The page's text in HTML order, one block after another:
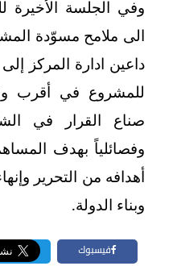
وفي الجلسة الأخيرة
الى ملامح مسوّدة
داعين ادارة المركز إلى
للمشروع في أقرب
صناع القرار في
وفصائلياً بهدف
أهدافه من التحرير
وبناء الدولة.
فيسبوك